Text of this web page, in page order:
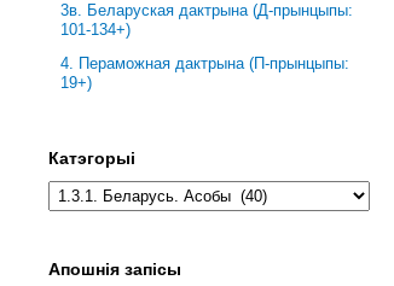
3в. Беларуская дактрына (Д-прынцыпы:
101-134+)
4. Пераможная дактрына (П-прынцыпы:
19+)
Катэгорыі
Апошнія запісы